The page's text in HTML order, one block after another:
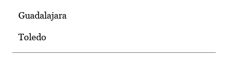
Guadalajara
Toledo